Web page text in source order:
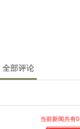
全部评论
当前新闻共有0